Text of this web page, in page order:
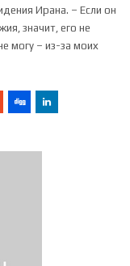
Ирана. – Если он
значит, его не
могу – из-за моих